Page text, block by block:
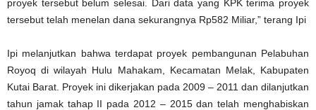
proyek tersebut belum selesai. Dari data yang KPK terima proyek
tersebut telah menelan dana sekurangnya Rp582 Miliar,” terang Ipi
Ipi melanjutkan bahwa terdapat proyek pembangunan Pelabuhan
Royoq di wilayah Hulu Mahakam, Kecamatan Melak, Kabupaten
Kutai Barat. Proyek ini dikerjakan pada 2009 – 2011 dan dilanjutkan
tahun jamak tahap II pada 2012 – 2015 dan telah menghabiskan